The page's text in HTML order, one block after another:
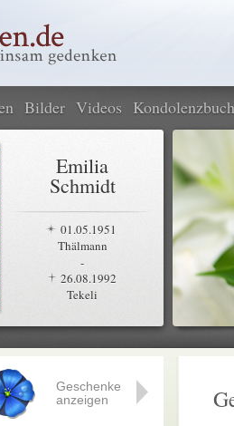
Bilder Videos Kondolenzbuch
Emilia
Schmidt
01.05.1951
Thälmann
-
26.08.1992
Tekeli
Geschenke
anzeigen